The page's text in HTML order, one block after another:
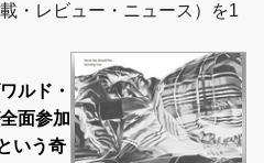
・レビュー・ニュース）を1
ルド・
面参加
いう奇